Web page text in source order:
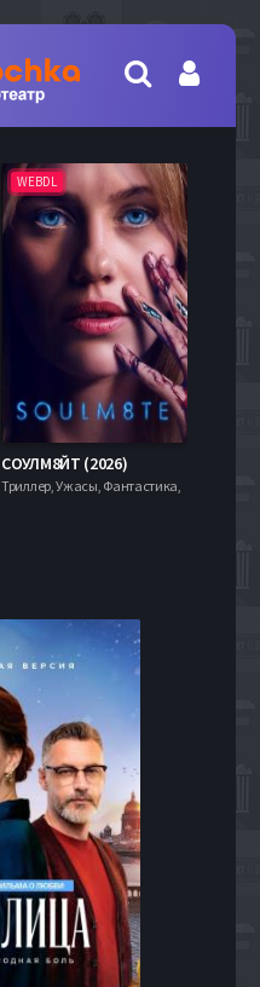
WEBDL
СОУЛМ8ЙТ (2026)
Триллер, Ужасы, Фантастика,